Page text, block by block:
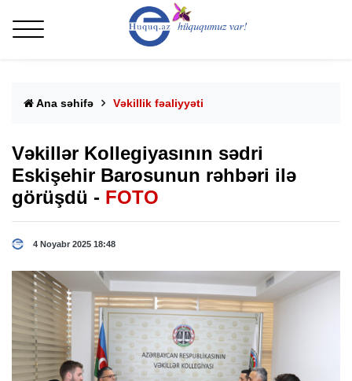
Ana səhifə Vəkillik fəaliyyəti
Vəkillər Kollegiyasının sədri
Eskişehir Barosunun rəhbəri ilə
görüşdü - FOTO
4 Noyabr 2025 18:48